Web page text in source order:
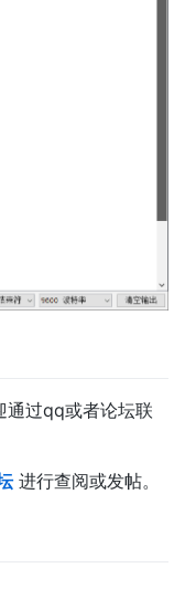
通过qq或者论坛联
进行查阅或发帖。